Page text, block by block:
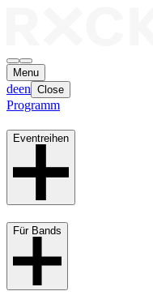
Menu
deen Close
Programm
Eventreihen
Für Bands